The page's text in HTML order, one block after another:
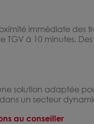
immédiate des
TGV à 10 minutes.
solution adaptée
un secteur
au conseiller